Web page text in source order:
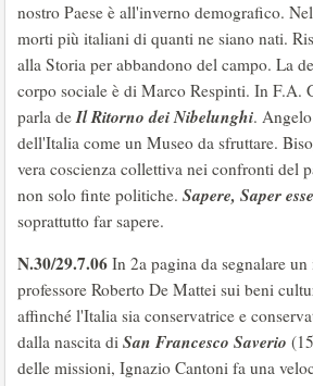
nostro Paese è all'inverno demografico.
morti più italiani di quanti ne siano nati.
alla Storia per abbandono del campo. La
corpo sociale è di Marco Respinti. In F.A.
parla deIl Ritorno dei Nibelunghi.
dell'Italia come un Museo da sfruttare.
vera coscienza collettiva nei confronti del
non solo finte politiche. Sapere, Saper
soprattutto far sapere.
N.30/29.7.06 In 2a pagina da segnalare
professore Roberto De Mattei sui beni
affinché l'Italia sia conservatrice e
dalla nascita di San Francesco Saverio
delle missioni, Ignazio Cantoni fa una